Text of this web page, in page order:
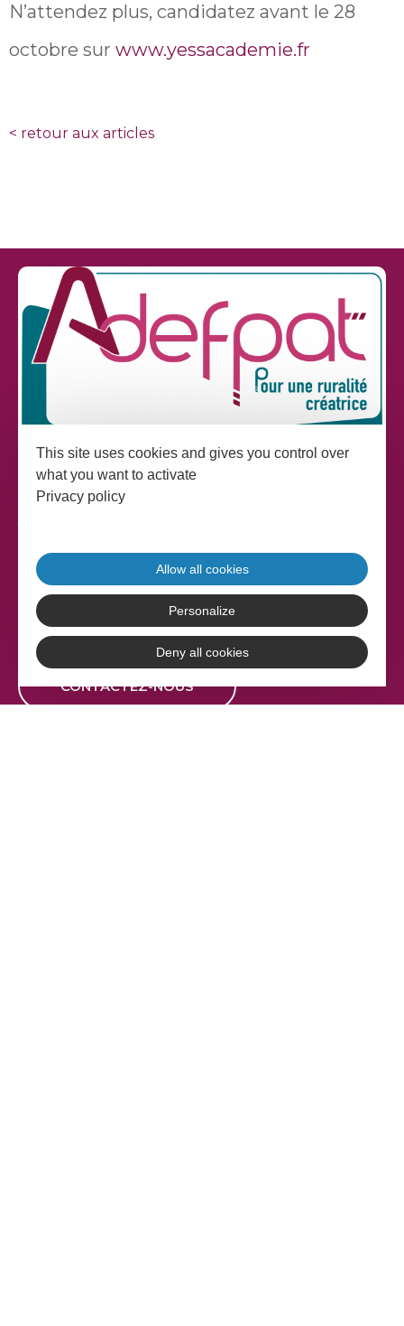
N’attendez plus, candidatez avant le 28
octobre sur www.yessacademie.fr
< retour aux articles
Adefpat
81000 Albi
Tél. 05 63 36 20 30
CONTACTEZ-NOUS
This site uses cookies and gives you control over
what you want to activate
Privacy policy
Allow all cookies
Personalize
Deny all cookies